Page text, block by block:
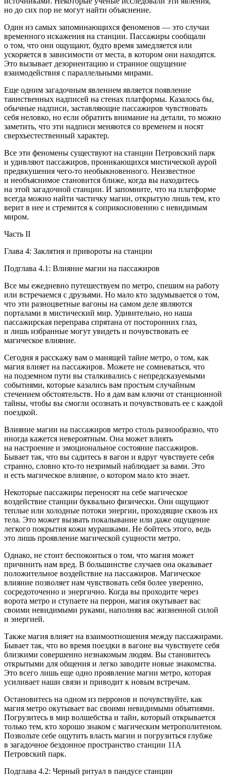
но до сих пор не могут найти объяснение.
Один из самых запоминающихся феноменов — это случаи
временного искажения на станции. Пассажиры сообщали
о том, что они ощущают, будто время замедляется или
ускоряется в зависимости от места, в котором они находятся.
Это вызывает дезориентацию и странное ощущение
взаимодействия с параллельными мирами.
Еще одним загадочным явлением является появление
таинственных надписей на стенах платформы. Казалось бы,
обычные надписи, заставляющие пассажиров чувствовать
себя неловко, но если обратить внимание на детали, то можно
заметить, что эти надписи меняются со временем и носят
сверхъестественный характер.
Все эти феномены существуют на станции Петровский парк
и удивляют пассажиров, проникающихся мистической аурой
предвкушения чего-то необыкновенного. Неизвестное
и необъяснимое становится ближе, когда вы находитесь
на этой загадочной станции. И запомните, что на платформе
всегда можно найти частичку магии, открытую лишь тем, кто
верит в нее и стремится к соприкосновению с невидимым
миром.
Часть II
Глава 4: Заклятия и привороты на станции
Подглава 4.1: Влияние магии на пассажиров
Все мы ежедневно путешествуем по метро, спешим на работу
или встречаемся с друзьями. Но мало кто задумывается о том,
что эти разноцветные вагоны на самом деле являются
порталами в мистический мир. Удивительно, но наша
пассажирская переправа спрятана от посторонних глаз,
и лишь избранные могут увидеть и почувствовать ее
магическое влияние.
Сегодня я расскажу вам о манящей тайне метро, о том, как
магия влияет на пассажиров. Можете не сомневаться, что
на подземном пути вы сталкивались с непредсказуемыми
событиями, которые казались вам простым случайным
стечением обстоятельств. Но я дам вам ключи от станционной
тайны, чтобы вы смогли осознать и почувствовать ее с каждой
поездкой.
Влияние магии на пассажиров метро столь разнообразно, что
иногда кажется невероятным. Она может влиять
на настроение и эмоциональное состояние пассажиров.
Бывает так, что вы садитесь в вагон и вдруг чувствуете себя
странно, словно кто-то незримый наблюдает за вами. Это
и есть магическое влияние, о котором мало кто знает.
Некоторые пассажиры переносят на себе магическое
воздействие станции буквально физически. Они ощущают
теплые или холодные потоки энергии, проходящие сквозь их
тела. Это может вызвать покалывание или даже ощущение
легкого покрытия кожи мурашками. Не бойтесь этого, ведь
это лишь проявление магической сущности метро.
Однако, не стоит беспокоиться о том, что магия может
причинить нам вред. В большинстве случаев она оказывает
положительное воздействие на пассажиров. Магическое
влияние позволяет нам чувствовать себя более уверенно,
сосредоточенно и энергично. Когда вы проходите через
ворота метро и ступаете на перрон, магия окутывает вас
своими невидимыми руками, наполняя вас жизненной силой
и энергией.
Также магия влияет на взаимоотношения между пассажирами.
Бывает так, что во время поездки в вагоне вы чувствуете себя
близкими совершенно незнакомым людям. Вы становитесь
открытыми для общения и легко заводите новые знакомства.
Это всего лишь еще одно проявление магии метро, которая
усиливает наши связи и приводит к новым встречам.
Остановитесь на одном из перронов и почувствуйте, как
магия метро окутывает вас своими невидимыми объятиями.
Погрузитесь в мир волшебства и тайн, который открывается
только тем, кто хорошо знаком с магическим метрополитеном.
Позвольте себе ощутить власть магии и погрузиться глубже
в загадочное бездонное пространство станции 11А
Петровский парк.
Подглава 4.2: Черный ритуал в пандусе станции